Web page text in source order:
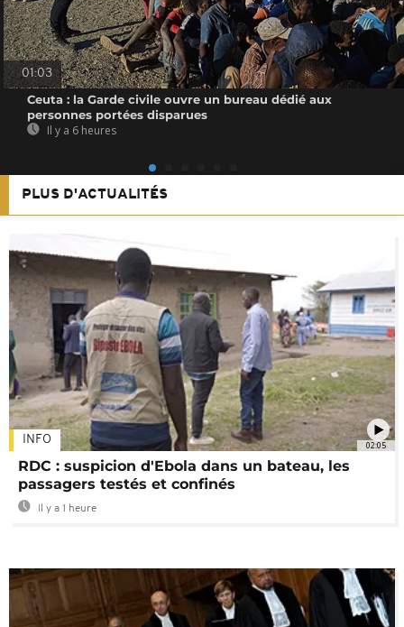
01:03
Ceuta : la Garde civile ouvre un bureau dédié aux
personnes portées disparues
Il y a 6 heures
PLUS D'ACTUALITÉS
02:05
INFO
RDC : suspicion d'Ebola dans un bateau, les
passagers testés et confinés
Il y a 1 heure